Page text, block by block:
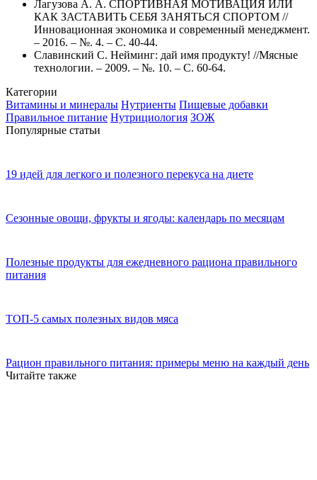
Лагузова А. А. СПОРТИВНАЯ МОТИВАЦИЯ ИЛИ
КАК ЗАСТАВИТЬ СЕБЯ ЗАНЯТЬСЯ СПОРТОМ //
Инновационная экономика и современный менеджмент.
– 2016. – №. 4. – С. 40-44.
Славинский С. Нейминг: дай имя продукту! //Мясные
технологии. – 2009. – №. 10. – С. 60-64.
Категории
Витамины и минералы Нутриенты Пищевые добавки
Правильное питание Нутрициология ЗОЖ
Популярные статьи
19 идей для легкого и полезного перекуса на диете
Сезонные овощи, фрукты и ягоды: календарь по месяцам
Полезные продукты для ежедневного рациона правильного
питания
ТОП-5 самых полезных видов мяса
Рацион правильного питания: примеры меню на каждый день
Читайте также